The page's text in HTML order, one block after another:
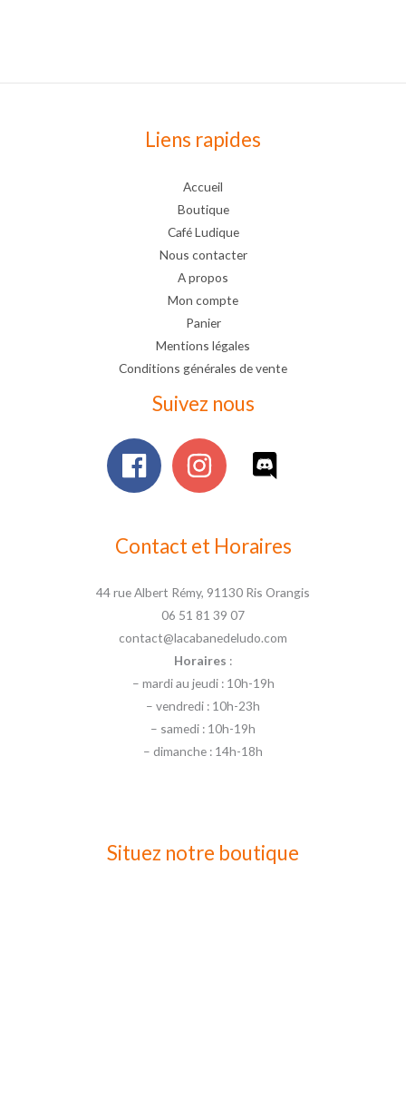
Liens rapides
Accueil
Boutique
Café Ludique
Nous contacter
A propos
Mon compte
Panier
Mentions légales
Conditions générales de vente
Suivez nous
Contact et Horaires
44 rue Albert Rémy, 91130 Ris Orangis
06 51 81 39 07
contact@lacabanedeludo.com
Horaires :
– mardi au jeudi : 10h-19h
– vendredi : 10h-23h
– samedi : 10h-19h
– dimanche : 14h-18h
Situez notre boutique